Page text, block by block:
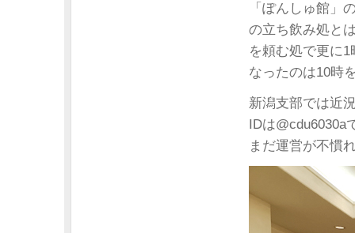
「ぽんしゅ館」
の立ち飲み処と
を頼む処で更に
なったのは10時
新潟支部では近
IDは
まだ運営が不慣